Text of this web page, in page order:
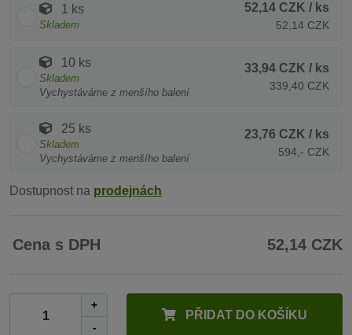
1 ks
Skladem
52,14 CZK / ks
52,14 CZK
10 ks
Skladem
Vychystáváme z menšího balení
33,94 CZK / ks
339,40 CZK
25 ks
Skladem
Vychystáváme z menšího balení
23,76 CZK / ks
594,- CZK
Dostupnost na prodejnách
Cena s DPH 52,14 CZK
+
-
PŘIDAT DO KOŠÍKU